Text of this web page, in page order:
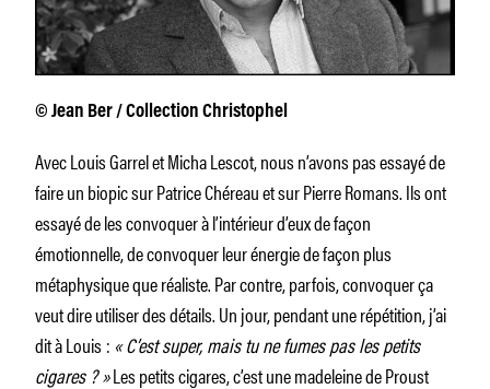
© Jean Ber / Collection Christophel
Avec Louis Garrel et Micha Lescot, nous n’avons pas essayé de
faire un biopic sur Patrice Chéreau et sur Pierre Romans. Ils ont
essayé de les convoquer à l’intérieur d’eux de façon
émotionnelle, de convoquer leur énergie de façon plus
métaphysique que réaliste. Par contre, parfois, convoquer ça
veut dire utiliser des détails. Un jour, pendant une répétition, j’ai
dit à Louis : « C’est super, mais tu ne fumes pas les petits
cigares ? »Les petits cigares, c’est une madeleine de Proust